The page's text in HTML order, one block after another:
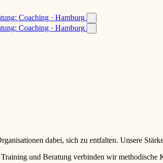
dabei, sich zu entfalten. Unsere
und Beratung verbinden wir